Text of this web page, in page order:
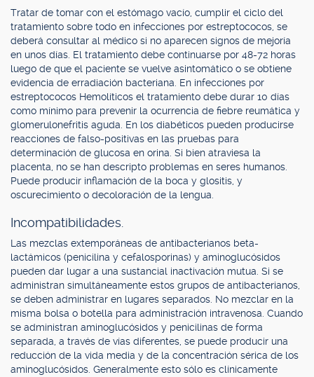
Tratar de tomar con el estómago vacío, cumplir el ciclo del
tratamiento sobre todo en infecciones por estreptococos, se
deberá consultar al médico si no aparecen signos de mejoría
en unos días. El tratamiento debe continuarse por 48-72 horas
luego de que el paciente se vuelve asintomático o se obtiene
evidencia de erradiación bacteriana. En infecciones por
estreptococos Hemolíticos el tratamiento debe durar 10 días
como mínimo para prevenir la ocurrencia de fiebre reumática y
glomerulonefritis aguda. En los diabéticos pueden producirse
reacciones de falso-positivas en las pruebas para
determinación de glucosa en orina. Si bien atraviesa la
placenta, no se han descripto problemas en seres humanos.
Puede producir inflamación de la boca y glositis, y
oscurecimiento o decoloración de la lengua.
Incompatibilidades.
Las mezclas extemporáneas de antibacterianos beta-
lactámicos (penicilina y cefalosporinas) y aminoglucósidos
pueden dar lugar a una sustancial inactivación mutua. Si se
administran simultáneamente estos grupos de antibacterianos,
se deben administrar en lugares separados. No mezclar en la
misma bolsa o botella para administración intravenosa. Cuando
se administran aminoglucósidos y penicilinas de forma
separada, a través de vías diferentes, se puede producir una
reducción de la vida media y de la concentración sérica de los
aminoglucósidos. Generalmente esto sólo es clínicamente